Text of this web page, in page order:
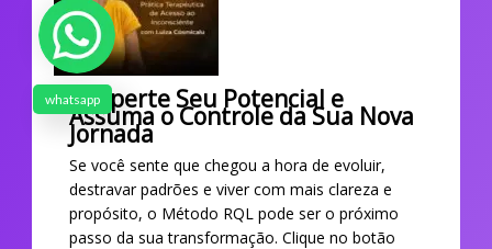
Desperte Seu Potencial e
Assuma o Controle da Sua Nova
Jornada
Se você sente que chegou a hora de evoluir,
destravar padrões e viver com mais clareza e
propósito, o Método RQL pode ser o próximo
passo da sua transformação. Clique no botão
whatsapp